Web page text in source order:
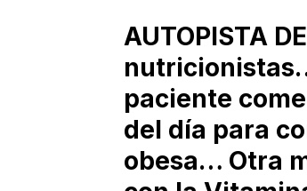
AUTOPISTA
paciente
del día para
obesa… Otra